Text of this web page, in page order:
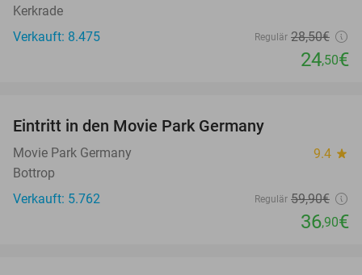
Kerkrade
Verkauft: 8.475
Regulär 28,50€
24,50€
Eintritt in den Movie Park Germany
Movie Park Germany 9.4 star
Bottrop
Verkauft: 5.762
Regulär 59,90€
36,90€